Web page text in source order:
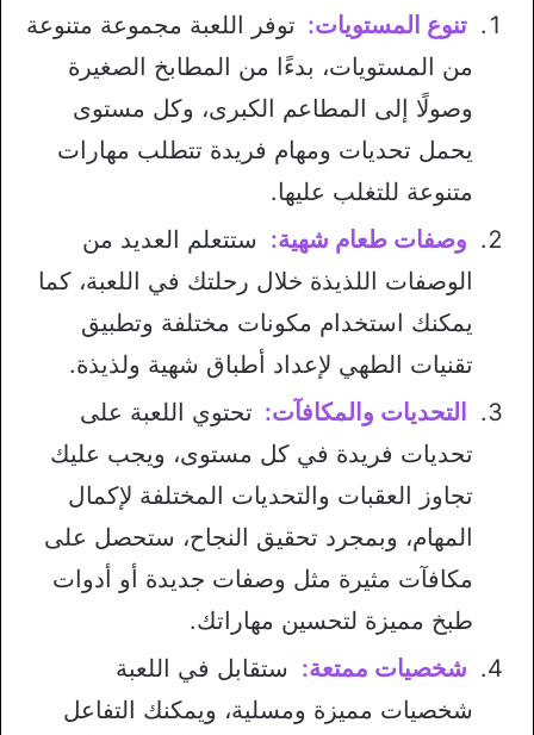
تنوع المستويات: توفر اللعبة مجموعة متنوعة
من المستويات، بدءًا من المطابخ الصغيرة
وصولًا إلى المطاعم الكبرى، وكل مستوى
يحمل تحديات ومهام فريدة تتطلب مهارات
متنوعة للتغلب عليها.
وصفات طعام شهية: ستتعلم العديد من
الوصفات اللذيذة خلال رحلتك في اللعبة، كما
يمكنك استخدام مكونات مختلفة وتطبيق
تقنيات الطهي لإعداد أطباق شهية ولذيذة.
التحديات والمكافآت: تحتوي اللعبة على
تحديات فريدة في كل مستوى، ويجب عليك
تجاوز العقبات والتحديات المختلفة لإكمال
المهام، وبمجرد تحقيق النجاح، ستحصل على
مكافآت مثيرة مثل وصفات جديدة أو أدوات
طبخ مميزة لتحسين مهاراتك.
شخصيات ممتعة: ستقابل في اللعبة
شخصيات مميزة ومسلية، ويمكنك التفاعل